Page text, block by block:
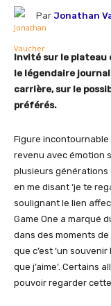
Par Jonathan
Invité sur le plateau
le légendaire
carrière, sur le
préférés.
Figure incontournable
revenu avec émotion
plusieurs générations
en me disant ‘je te
soulignant le lien
Game One a marqué
dans des moments
que c’est ‘un
que j’aime’. Certains
pouvoir regarder